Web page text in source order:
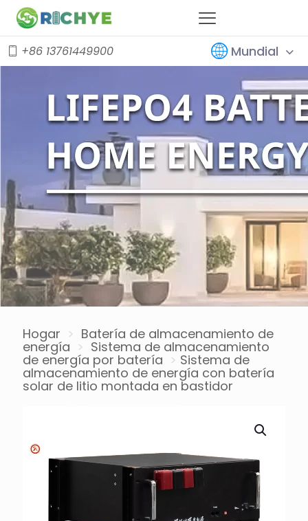
+86 13761449900 Mundial
Hogar > Batería de almacenamiento de
energía > Sistema de almacenamiento
de energía por batería > Sistema de
almacenamiento de energía con batería
solar de litio montada en bastidor